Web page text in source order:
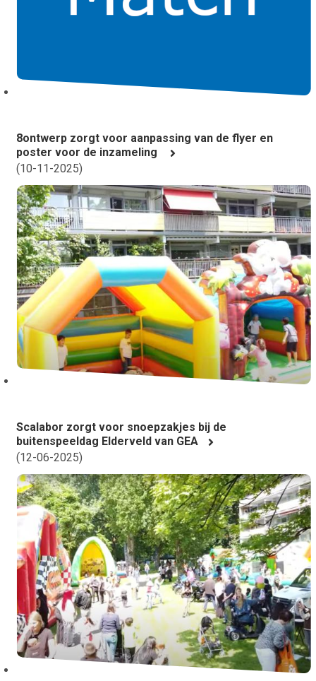
8ontwerp zorgt voor aanpassing van de flyer en
poster voor de inzameling
(10-11-2025)
Scalabor zorgt voor snoepzakjes bij de
buitenspeeldag Elderveld van GEA
(12-06-2025)